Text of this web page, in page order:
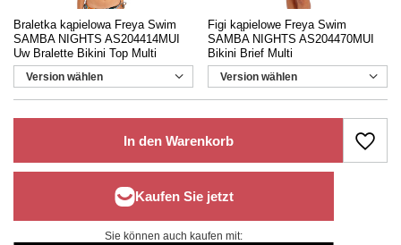
Braletka kąpielowa Freya Swim
SAMBA NIGHTS AS204414MUI
Uw Bralette Bikini Top Multi
Version wählen
Figi kąpielowe Freya Swim
SAMBA NIGHTS AS204470MUI
Bikini Brief Multi
Version wählen
In den Warenkorb
Sie können auch kaufen mit: